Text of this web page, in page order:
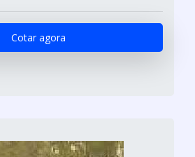
Cotar agora